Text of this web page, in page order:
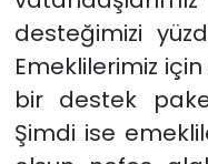
desteğimizi
Emeklilerimiz
bir destek
Şimdi ise